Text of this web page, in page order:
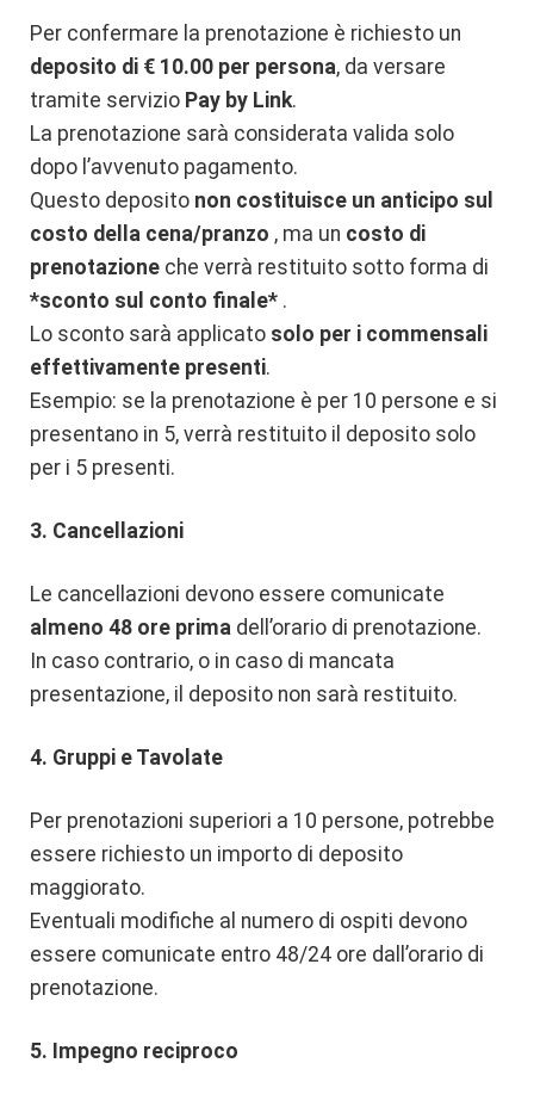
Per confermare la prenotazione è richiesto un
deposito di € 10.00 per persona, da versare
tramite servizio Pay by Link.
La prenotazione sarà considerata valida solo
dopo l’avvenuto pagamento.
Questo deposito non costituisce un anticipo sul
costo della cena/pranzo , ma un costo di
prenotazione che verrà restituito sotto forma di
*sconto sul conto finale* .
Lo sconto sarà applicato solo per i commensali
effettivamente presenti.
Esempio: se la prenotazione è per 10 persone e si
presentano in 5, verrà restituito il deposito solo
per i 5 presenti.
3. Cancellazioni
Le cancellazioni devono essere comunicate
almeno 48 ore prima dell’orario di prenotazione.
In caso contrario, o in caso di mancata
presentazione, il deposito non sarà restituito.
4. Gruppi e Tavolate
Per prenotazioni superiori a 10 persone, potrebbe
essere richiesto un importo di deposito
maggiorato.
Eventuali modifiche al numero di ospiti devono
essere comunicate entro 48/24 ore dall’orario di
prenotazione.
5. Impegno reciproco